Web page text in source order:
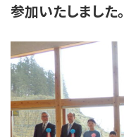
参加いたしました。